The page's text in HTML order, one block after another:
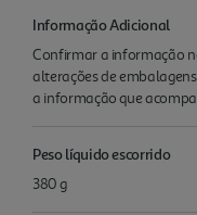
Informação Adicional
Confirmar a informação
alterações de
a informação que
Peso líquido escorrido
380 g